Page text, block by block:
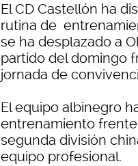
El CD Castellón ha
rutina de
se ha desplazado a
partido del domingo
jornada de
El equipo albinegro
entrenamiento
segunda división
equipo profesional.